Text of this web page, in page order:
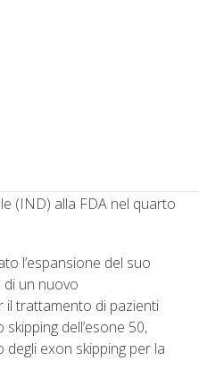
suscettibili allo
di uno studio condotto
la sicurezza e la
di ENTR-601-44 in 40
Lo studio
e la quantità di exon
Entrada prevede di
nella seconda metà del
(IND) alla FDA nel quarto
l’espansione del suo
un nuovo
il trattamento di pazienti
dell’esone 50,
degli exon skipping per la